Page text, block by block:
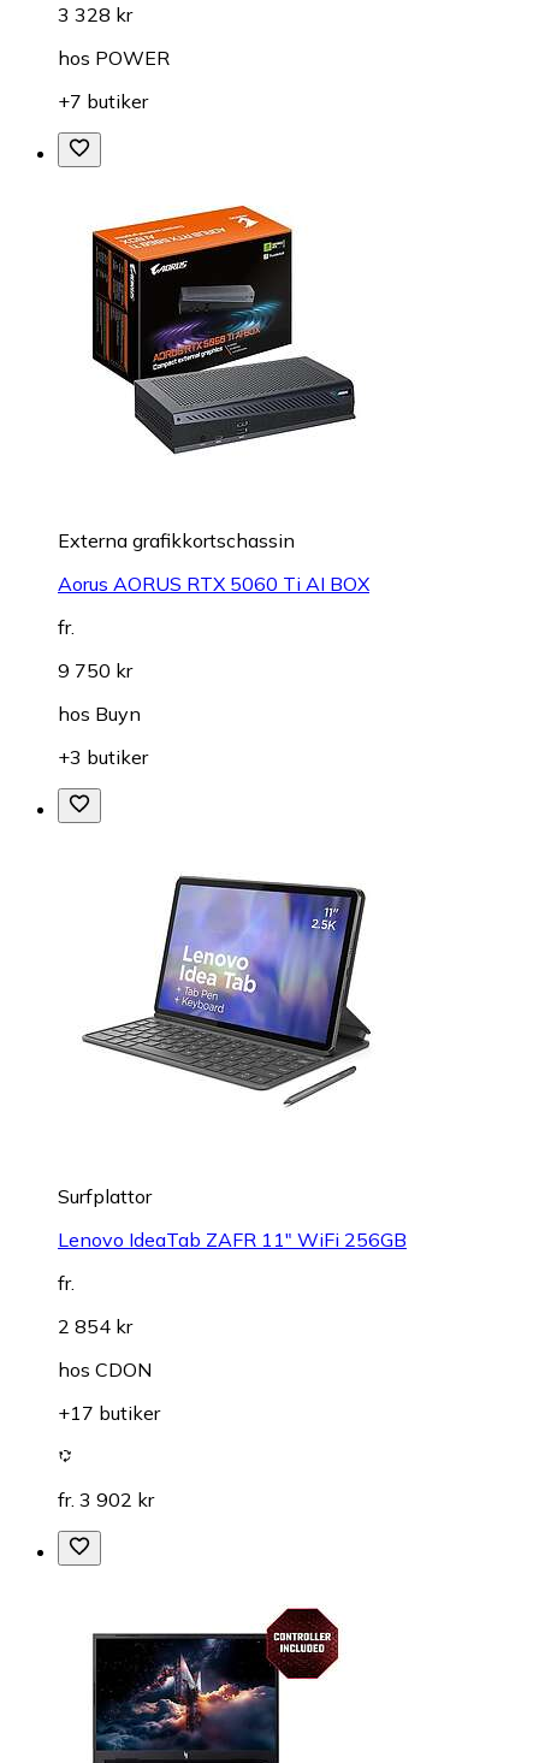
3 328 kr
hos POWER
+7 butiker
Externa grafikkortschassin
Aorus AORUS RTX 5060 Ti AI BOX
fr.
9 750 kr
hos Buyn
+3 butiker
Surfplattor
Lenovo IdeaTab ZAFR 11" WiFi 256GB
fr.
2 854 kr
hos CDON
+17 butiker
fr. 3 902 kr